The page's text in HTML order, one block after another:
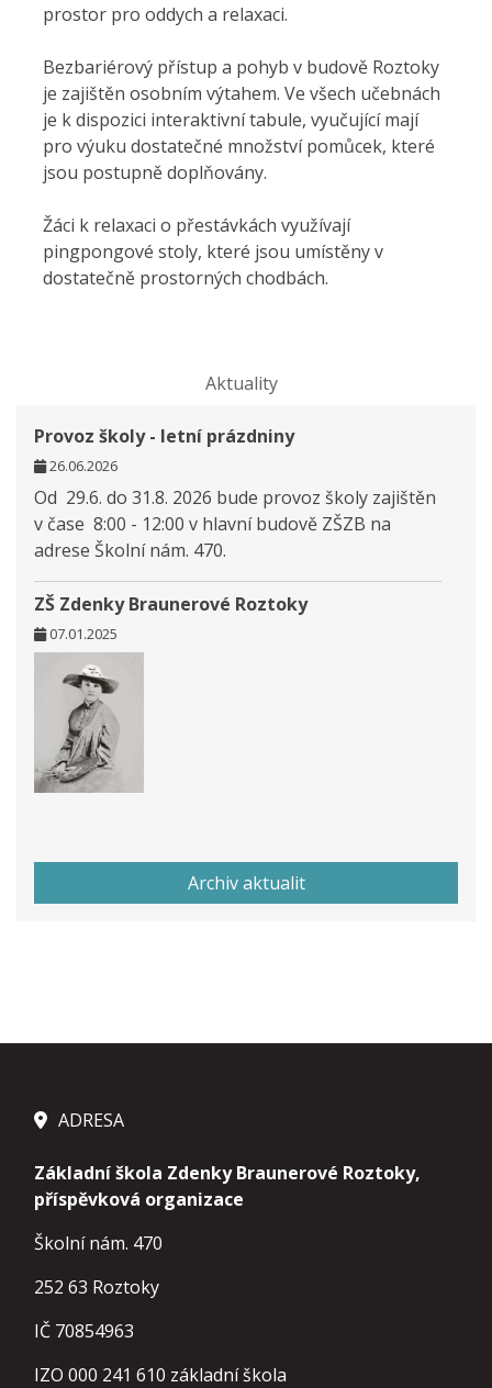
prostor pro oddych a relaxaci.
Bezbariérový přístup a pohyb v budově Roztoky
je zajištěn osobním výtahem. Ve všech učebnách
je k dispozici interaktivní tabule, vyučující mají
pro výuku dostatečné množství pomůcek, které
jsou postupně doplňovány.
Žáci k relaxaci o přestávkách využívají
pingpongové stoly, které jsou umístěny v
dostatečně prostorných chodbách.
Aktuality
Provoz školy - letní prázdniny
26.06.2026
Od 29.6. do 31.8. 2026 bude provoz školy zajištěn
v čase 8:00 - 12:00 v hlavní budově ZŠZB na
adrese Školní nám. 470.
ZŠ Zdenky Braunerové Roztoky
07.01.2025
Archiv aktualit
ADRESA
Základní škola Zdenky Braunerové Roztoky,
příspěvková organizace
Školní nám. 470
252 63 Roztoky
IČ 70854963
IZO 000 241 610 základní škola